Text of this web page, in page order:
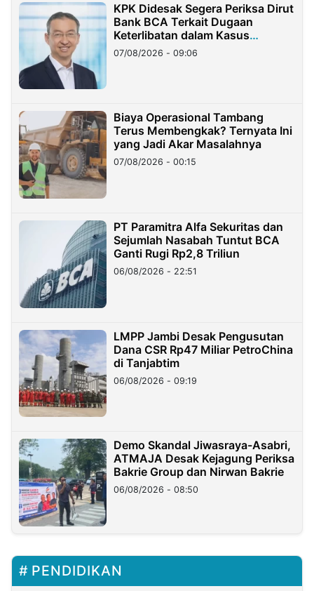
KPK Didesak Segera Periksa Dirut
Bank BCA Terkait Dugaan
Keterlibatan dalam Kasus
Hilangnya Dana Nasabah Rp2,58
Miliar
07/08/2026 - 09:06
Biaya Operasional Tambang
Terus Membengkak? Ternyata Ini
yang Jadi Akar Masalahnya
07/08/2026 - 00:15
PT Paramitra Alfa Sekuritas dan
Sejumlah Nasabah Tuntut BCA
Ganti Rugi Rp2,8 Triliun
06/08/2026 - 22:51
LMPP Jambi Desak Pengusutan
Dana CSR Rp47 Miliar PetroChina
di Tanjabtim
06/08/2026 - 09:19
Demo Skandal Jiwasraya-Asabri,
ATMAJA Desak Kejagung Periksa
Bakrie Group dan Nirwan Bakrie
06/08/2026 - 08:50
PENDIDIKAN